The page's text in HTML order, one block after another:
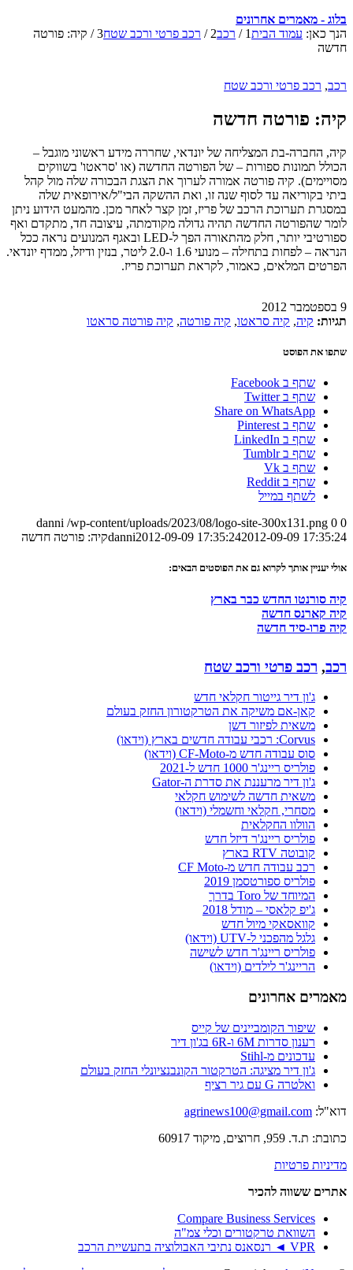
בלוג - מאמרים אחרונים
הנך כאן: עמוד הבית1
/ רכב2
/ רכב פרטי ורכב שטח3
/ קיה: פורטה
חדשה
רכב, רכב פרטי ורכב שטח
קיה: פורטה חדשה
קיה, החברה-בת המצליחה של יונדאי, שחררה מידע ראשוני מוגבל –
הכולל תמונות ספורות – של הפורטה החדשה (או 'סראטו' בשווקים
מסויימים). קיה פורטה אמורה לערוך את הצגת הבכורה שלה מול קהל
ביתי בקוריאה עד לסוף שנה זו, ואת ההשקה הבי"ל/אירופאית שלה
במסגרת תערוכת הרכב של פריז, זמן קצר לאחר מכן. מהמעט הידוע ניתן
לומר שהפורטה החדשה תהיה גדולה מקודמתה, עיצובה חד, מתקדם ואף
ספורטיבי יותר, חלק מהתאורה הפך ל-LED ובאגף המנועים נראה ככל
הנראה – לפחות בתחילה – מנועי 1.6 ו-2.0 ליטר, בנזין ודיזל, ממדף יונדאי.
הפרטים המלאים, כאמור, לקראת תערוכת פריז.
9 בספטמבר 2012
תגיות: קיה, קיה סראטו, קיה פורטה, קיה פורטה סראטו
שתפו את הפוסט
שתף ב Facebook
שתף ב Twitter
Share on WhatsApp
שתף ב Pinterest
שתף ב LinkedIn
שתף ב Tumblr
שתף ב Vk
שתף ב Reddit
לשתף במייל
0
0
danni /wp-content/uploads/2023/08/logo-site-300x131.png
danni2012-09-09 17:35:242012-09-09 17:35:24 קיה: פורטה חדשה
אולי יעניין אותך לקרוא גם את הפוסטים הבאים:
קיה סורנטו החדש כבר בארץ
קיה קארנס חדשה
קיה פרו-סיד חדשה
רכב, רכב פרטי ורכב שטח
ג'ון דיר גייטור חקלאי חדש
קאן-אם משיקה את הטרקטורון החזק בעולם
משאית לפיזור דשן
Corvus: רכבי עבודה חדשים בארץ (וידאו)
סוס עבודה חדש מ-CF-Moto (וידאו)
פולריס ריינג'ר 1000 חדש ל-2021
ג'ון דיר מרעננת את סדרת ה-Gator
משאית חדשה לשימוש חקלאי
מסחרי, חקלאי וחשמלי (וידאו)
הוולוו החקלאית
פולריס ריינג'ר דיזל חדש
קובוטה RTV בארץ
רכב עבודה חדש מ-CF Moto
פולריס ספורטסמן 2019
המיוחד של Toro בדרך
ג'יפ קלאסי – מודל 2018
קוואסאקי מיול חדש
גלגל מהפכני ל-UTV (וידאו)
פולריס ריינג'ר חדש לשישה
הריינג'ר לילדים (וידאו)
מאמרים אחרונים
שיפור הקומביינים של קייס
רענון סדרות 6M ו-6R בג'ון דיר
עדכונים מ-Stihl
ג'ון דיר מציגה: הטרקטור הקונבנציונלי החזק בעולם
ואלטרה G עם גיר רציף
דוא"ל: agrinews100@gmail.com
כתובת: ת.ד. 959, חרוצים, מיקוד 60917
מדיניות פרטיות
אתרים ששווה להכיר
Compare Business Services
השוואת טרקטורים וכלי צמ"ה
VPR ◄ רנסאנס נתיבי האבולוציה בתעשיית הרכב